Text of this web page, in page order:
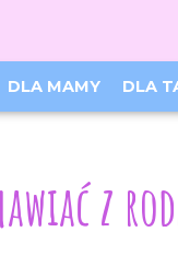
DLA MAMY DLA
Facebook
z